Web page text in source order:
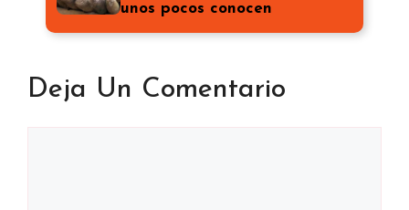
unos pocos conocen
Deja Un Comentario